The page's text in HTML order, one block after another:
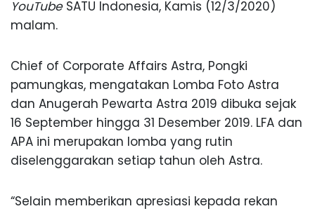
YouTubeSATU Indonesia, Kamis (12/3/2020)
malam.
Chief of Corporate Affairs Astra, Pongki
pamungkas, mengatakan Lomba Foto Astra
dan Anugerah Pewarta Astra 2019 dibuka sejak
16 September hingga 31 Desember 2019. LFA dan
APA ini merupakan lomba yang rutin
diselenggarakan setiap tahun oleh Astra.
“Selain memberikan apresiasi kepada rekan